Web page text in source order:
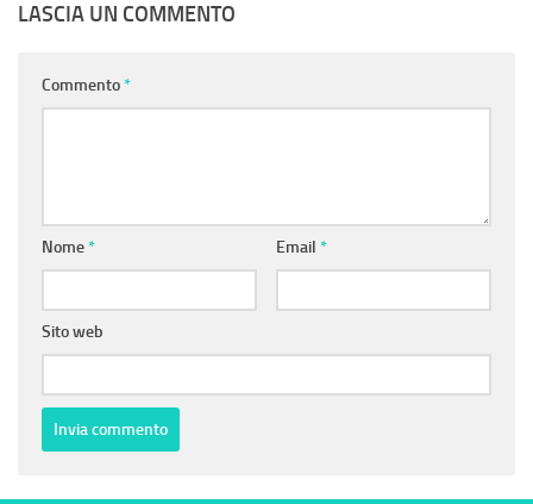
LASCIA UN COMMENTO
Commento*
Nome* Email *
Sito web